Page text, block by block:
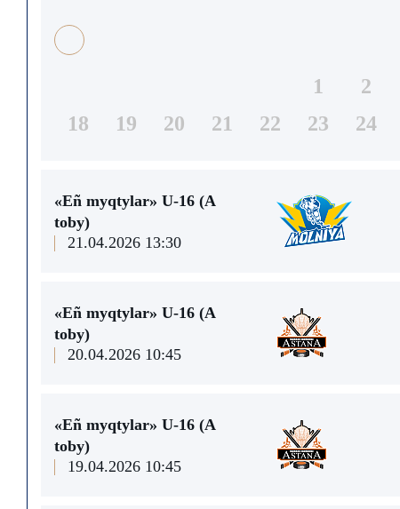
1 2
18
19 20 21 22 23 24
«Eñ myqtylar» U-16 (А
toby)
21.04.2026 13:30
«Eñ myqtylar» U-16 (А
toby)
20.04.2026 10:45
«Eñ myqtylar» U-16 (А
toby)
19.04.2026 10:45